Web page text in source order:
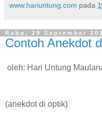
www.hariuntung.com pada
Rabu, 29 September
Contoh Anekdot
oleh: Hari Untung
(anekdot di optik)